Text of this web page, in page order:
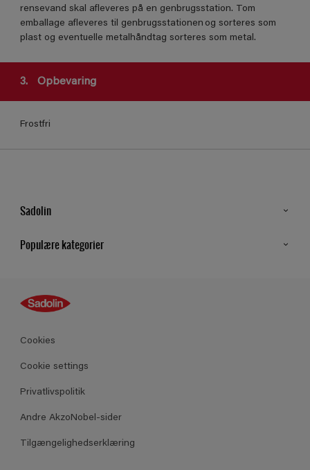
rensevand skal afleveres på en genbrugsstation. Tom
emballage afleveres til genbrugsstationen og sorteres som
plast og eventuelle metalhåndtag sorteres som metal.
3. Opbevaring
Frostfri
Sadolin
Populære kategorier
Farver
Produkter
Cookies
Cookie settings
Privatlivspolitik
Andre AkzoNobel-sider
Tilgængelighedserklæring